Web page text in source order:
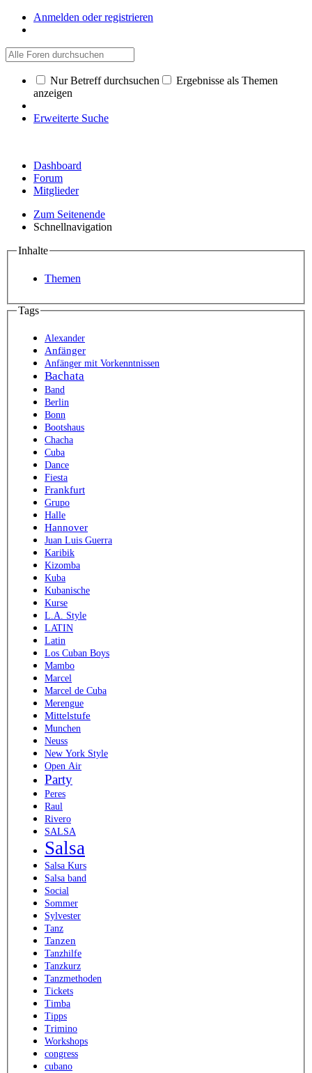
Anmelden oder registrieren
Nur Betreff durchsuchen
Ergebnisse als Themen
anzeigen
Erweiterte Suche
Dashboard
Forum
Mitglieder
Zum Seitenende
Schnellnavigation
Inhalte
Themen
Tags
Alexander
Anfänger
Anfänger mit Vorkenntnissen
Bachata
Band
Berlin
Bonn
Bootshaus
Chacha
Cuba
Dance
Fiesta
Frankfurt
Grupo
Halle
Hannover
Juan Luis Guerra
Karibik
Kizomba
Kuba
Kubanische
Kurse
L.A. Style
LATIN
Latin
Los Cuban Boys
Mambo
Marcel
Marcel de Cuba
Merengue
Mittelstufe
Munchen
Neuss
New York Style
Open Air
Party
Peres
Raul
Rivero
SALSA
Salsa
Salsa Kurs
Salsa band
Social
Sommer
Sylvester
Tanz
Tanzen
Tanzhilfe
Tanzkurz
Tanzmethoden
Tickets
Timba
Tipps
Trimino
Workshops
congress
cubano